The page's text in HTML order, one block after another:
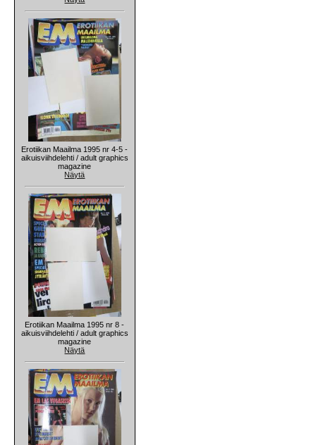
Erotiikan Maailma 1995 nr 4-5 -
aikuisviihdelehti / adult graphics
magazine
Näytä
Erotiikan Maailma 1995 nr 8 -
aikuisviihdelehti / adult graphics
magazine
Näytä